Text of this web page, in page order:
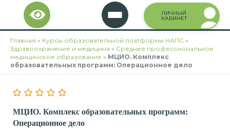
Перейти
содержимому
ЛИЧНЫЙ
КАБИНЕТ
Главная » Курсы образовательной платформы НАПС »
Здравоохранение и медицина » Среднее профессиональное
медицинское образование » МЦИО. Комплекс
образовательных программ: Операционное дело
МЦИО. Комплекс образовательных программ:
Операционное дело